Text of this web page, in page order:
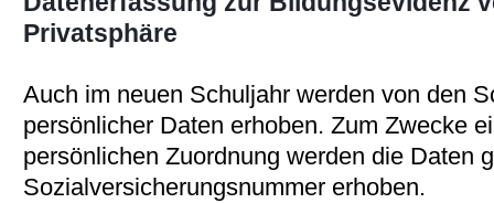
Privatsphäre
Auch im neuen Schuljahr werden von den
persönlicher Daten erhoben. Zum Zwecke
persönlichen Zuordnung werden die Daten
Sozialversicherungsnummer erhoben.